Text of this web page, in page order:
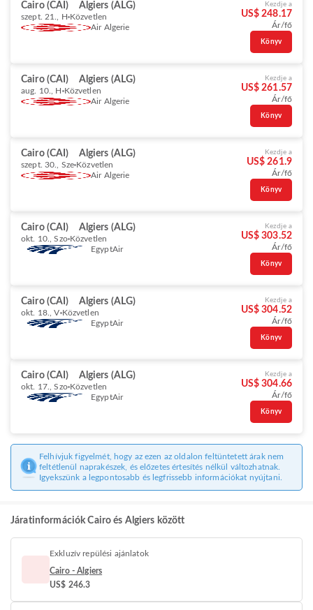
Cairo (CAI) Algiers (ALG)
szept. 21., H Közvetlen
Air Algerie
Kezdje a
US$ 248.17
Ár/fő
Könyv
Cairo (CAI) Algiers (ALG)
aug. 10., H Közvetlen
Air Algerie
Kezdje a
US$ 261.57
Ár/fő
Könyv
Cairo (CAI) Algiers (ALG)
szept. 30., Sze Közvetlen
Air Algerie
Kezdje a
US$ 261.9
Ár/fő
Könyv
Cairo (CAI) Algiers (ALG)
okt. 10., Szo Közvetlen
EgyptAir
Kezdje a
US$ 303.52
Ár/fő
Könyv
Cairo (CAI) Algiers (ALG)
okt. 18., V Közvetlen
EgyptAir
Kezdje a
US$ 304.52
Ár/fő
Könyv
Cairo (CAI) Algiers (ALG)
okt. 17., Szo Közvetlen
EgyptAir
Kezdje a
US$ 304.66
Ár/fő
Könyv
Felhívjuk figyelmét, hogy az ezen az oldalon feltüntetett árak nem
feltétlenül naprakészek, és előzetes értesítés nélkül változhatnak.
Igyekszünk a legpontosabb és legfrissebb információkat nyújtani.
Járatinformációk Cairo és Algiers között
Exkluzív repülési ajánlatok
Cairo - Algiers
US$ 246.3